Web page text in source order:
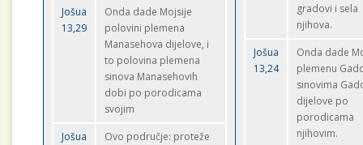
Jošua
13,29
Onda dade Mojsije
polovini plemena
Manasehova dijelove, i
to polovina plemena
sinova Manasehovih
dobi po porodicama
svojim
Jošua
Ovo područje: proteže
gradovi i sela
njihova.
Jošua
13,24
Onda dade
plemenu
sinovima
dijelove po
porodicama
njihovim.